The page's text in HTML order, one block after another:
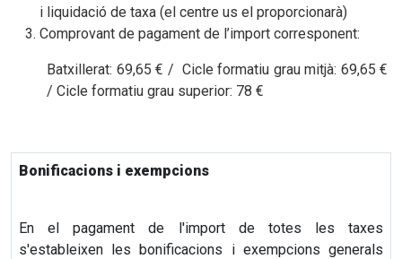
i liquidació de taxa (el centre us el proporcionarà)
Comprovant de pagament de l’import corresponent:
Batxillerat: 69,65 € / Cicle formatiu grau mitjà: 69,65 €
/ Cicle formatiu grau superior: 78 €
Bonificacions i exempcions
En el pagament de l'import de totes les taxes
s'estableixen les bonificacions i exempcions generals